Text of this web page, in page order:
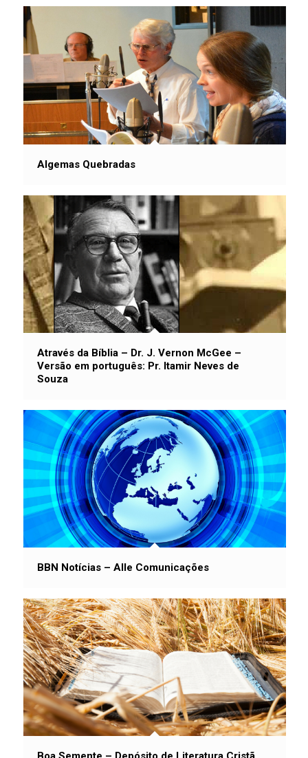
Algemas Quebradas
Através da Bíblia – Dr. J. Vernon McGee –
Versão em português: Pr. Itamir Neves de
Souza
BBN Notícias – Alle Comunicações